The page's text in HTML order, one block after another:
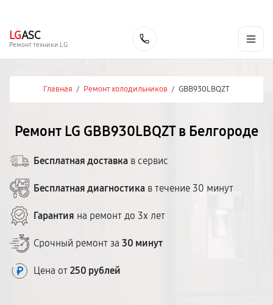
LGASC
Ремонт техники LG
Главная / Ремонт холодильников / GBB930LBQZT
Ремонт LG GBB930LBQZT в Белгороде
Бесплатная доставка в сервис
Бесплатная диагностика в течение 30 минут
Гарантия на ремонт до 3х лет
Срочный ремонт за 30 минут
Цена от 250 рублей